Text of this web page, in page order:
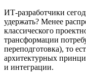
ИТ-разработчики
удержать? Менее
классического
трансформации
переподготовка), то
архитектурных
и интеграции.